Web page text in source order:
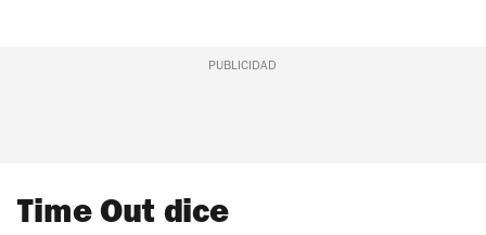
PUBLICIDAD
Time Out dice